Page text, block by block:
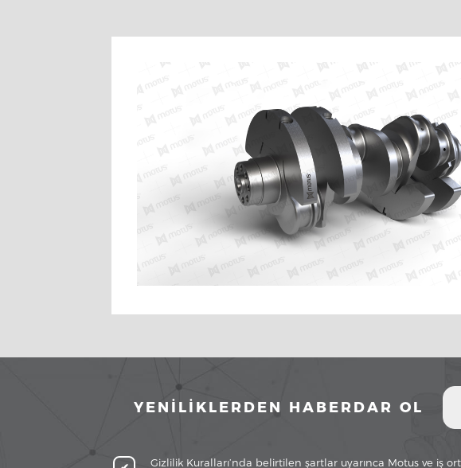
YENİLİKLERDEN HABERDAR OL
Gizlilik Kuralları’nda belirtilen şartlar uyarınca Motus ve iş